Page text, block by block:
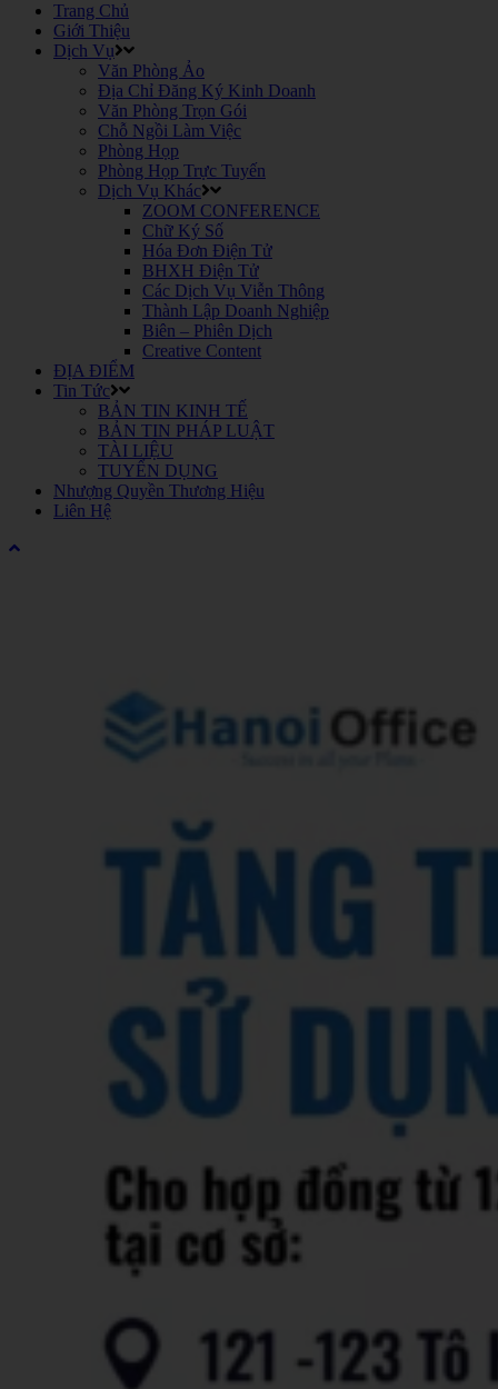
Trang Chủ
Giới Thiệu
Dịch Vụ
Văn Phòng Ảo
Địa Chỉ Đăng Ký Kinh Doanh
Văn Phòng Trọn Gói
Chỗ Ngồi Làm Việc
Phòng Họp
Phòng Họp Trực Tuyến
Dịch Vụ Khác
ZOOM CONFERENCE
Chữ Ký Số
Hóa Đơn Điện Tử
BHXH Điện Tử
Các Dịch Vụ Viễn Thông
Thành Lập Doanh Nghiệp
Biên – Phiên Dịch
Creative Content
ĐỊA ĐIỂM
Tin Tức
BẢN TIN KINH TẾ
BẢN TIN PHÁP LUẬT
TÀI LIỆU
TUYỂN DỤNG
Nhượng Quyền Thương Hiệu
Liên Hệ